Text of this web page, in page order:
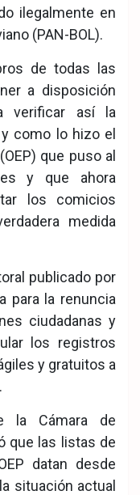
ilegalmente en
(PAN-BOL).
de todas las
a disposición
verificar así la
como lo hizo el
que puso al
y que ahora
los comicios
medida
publicado por
para la renuncia
ciudadanas y
los registros
y gratuitos a
la Cámara de
que las listas de
datan desde
situación actual